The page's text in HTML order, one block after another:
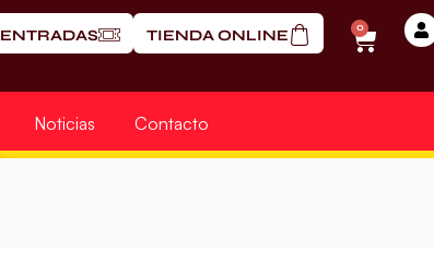
ENTRADAS TIENDA ONLINE 0
Noticias Contacto